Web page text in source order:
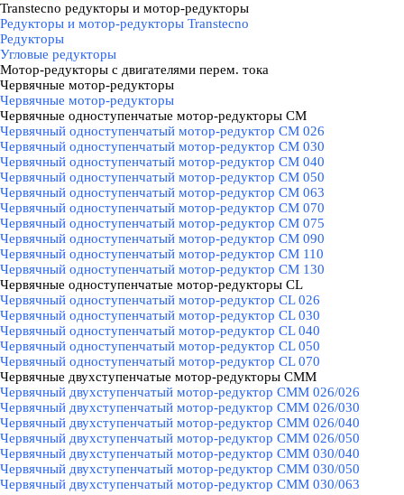
Transtecno редукторы и мотор-редукторы
Редукторы и мотор-редукторы Transtecno
Редукторы
Угловые редукторы
Мотор-редукторы с двигателями перем. тока
Червячные мотор-редукторы
Червячные мотор-редукторы
Червячные одноступенчатые мотор-редукторы CM
Червячный одноступенчатый мотор-редуктор CM 026
Червячный одноступенчатый мотор-редуктор CM 030
Червячный одноступенчатый мотор-редуктор CM 040
Червячный одноступенчатый мотор-редуктор CM 050
Червячный одноступенчатый мотор-редуктор CM 063
Червячный одноступенчатый мотор-редуктор CM 070
Червячный одноступенчатый мотор-редуктор CM 075
Червячный одноступенчатый мотор-редуктор CM 090
Червячный одноступенчатый мотор-редуктор CM 110
Червячный одноступенчатый мотор-редуктор CM 130
Червячные одноступенчатые мотор-редукторы CL
Червячный одноступенчатый мотор-редуктор CL 026
Червячный одноступенчатый мотор-редуктор CL 030
Червячный одноступенчатый мотор-редуктор CL 040
Червячный одноступенчатый мотор-редуктор CL 050
Червячный одноступенчатый мотор-редуктор CL 070
Червячные двухступенчатые мотор-редукторы CMM
Червячный двухступенчатый мотор-редуктор CMM 026/026
Червячный двухступенчатый мотор-редуктор CMM 026/030
Червячный двухступенчатый мотор-редуктор CMM 026/040
Червячный двухступенчатый мотор-редуктор CMM 026/050
Червячный двухступенчатый мотор-редуктор CMM 030/040
Червячный двухступенчатый мотор-редуктор CMM 030/050
Червячный двухступенчатый мотор-редуктор CMM 030/063